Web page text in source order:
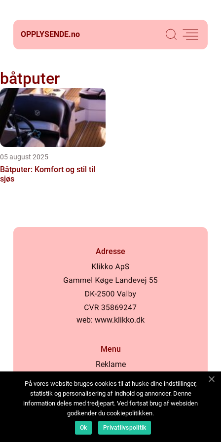
OPPLYSENDE.no
båtputer
05 august 2025
Båtputer: Komfort og stil til
sjøs
Adresse
web: www.klikko.dk
Menu
Reklame
Cookies
Kontakt Oss
Sitemap
På vores website bruges cookies til at huske dine indstillinger,
statistik og personalisering af indhold og annoncer. Denne
information deles med tredjepart. Ved fortsat brug af websiden
godkender du cookiepolitikken.
Ok Privatlivspolitik